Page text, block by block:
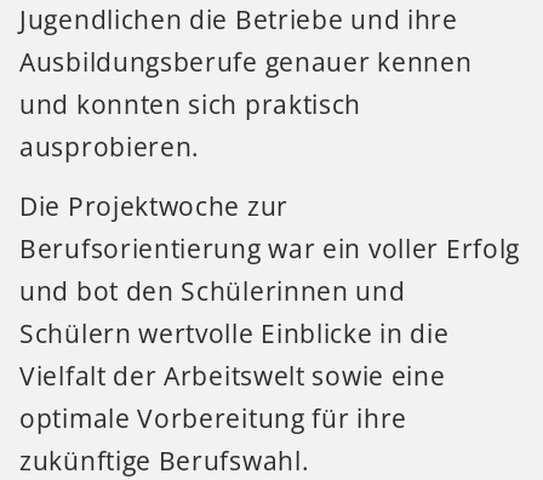
Jugendlichen die Betriebe und ihre
Ausbildungsberufe genauer kennen
und konnten sich praktisch
ausprobieren.
Die Projektwoche zur
Berufsorientierung war ein voller Erfolg
und bot den Schülerinnen und
Schülern wertvolle Einblicke in die
Vielfalt der Arbeitswelt sowie eine
optimale Vorbereitung für ihre
zukünftige Berufswahl.